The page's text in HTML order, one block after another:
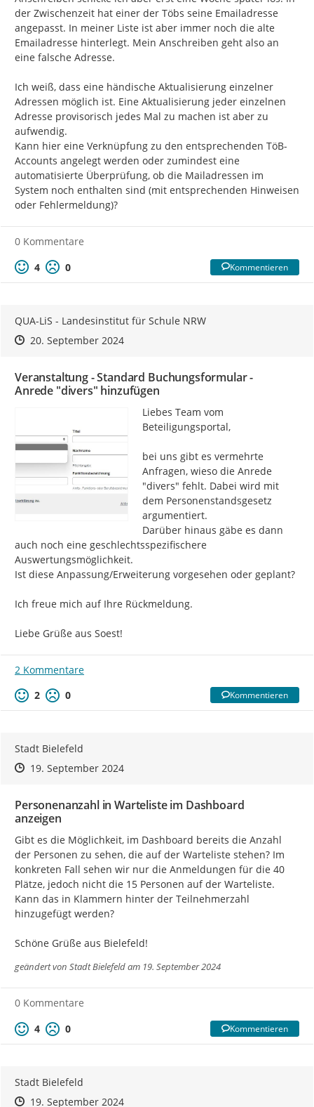
der Zwischenzeit hat einer der Töbs seine Emailadresse
angepasst. In meiner Liste ist aber immer noch die alte
Emailadresse hinterlegt. Mein Anschreiben geht also an
eine falsche Adresse.
Ich weiß, dass eine händische Aktualisierung einzelner
Adressen möglich ist. Eine Aktualisierung jeder einzelnen
Adresse provisorisch jedes Mal zu machen ist aber zu
aufwendig.
Kann hier eine Verknüpfung zu den entsprechenden TöB-
Accounts angelegt werden oder zumindest eine
automatisierte Überprüfung, ob die Mailadressen im
System noch enthalten sind (mit entsprechenden Hinweisen
oder Fehlermeldung)?
0 Kommentare
4
0 Kommentieren
QUA-LiS - Landesinstitut für Schule NRW
Zeitpunkt des Erstellens
Zeitpunkt des Erstellens
20. September 2024Zur Äußerung
Veranstaltung - Standard Buchungsformular -
Anrede "divers" hinzufügen
Liebes Team vom
Beteiligungsportal,
bei uns gibt es vermehrte
Anfragen, wieso die Anrede
"divers" fehlt. Dabei wird mit
dem Personenstandsgesetz
argumentiert.
Darüber hinaus gäbe es dann
auch noch eine geschlechtsspezifischere
Auswertungsmöglichkeit.
Ist diese Anpassung/Erweiterung vorgesehen oder geplant?
Ich freue mich auf Ihre Rückmeldung.
Liebe Grüße aus Soest!
2 Kommentare
2
0 Kommentieren
Stadt Bielefeld
Zeitpunkt des Erstellens
Zeitpunkt des Erstellens
19. September 2024Zur Äußerung
Personenanzahl in Warteliste im Dashboard
anzeigen
Gibt es die Möglichkeit, im Dashboard bereits die Anzahl
der Personen zu sehen, die auf der Warteliste stehen? Im
konkreten Fall sehen wir nur die Anmeldungen für die 40
Plätze, jedoch nicht die 15 Personen auf der Warteliste.
Kann das in Klammern hinter der Teilnehmerzahl
hinzugefügt werden?
Schöne Grüße aus Bielefeld!
geändert von Stadt Bielefeldam 19. September 2024
0 Kommentare
4
0 Kommentieren
Stadt Bielefeld
Zeitpunkt des Erstellens
Zeitpunkt des Erstellens
19. September 2024Zur Äußerung